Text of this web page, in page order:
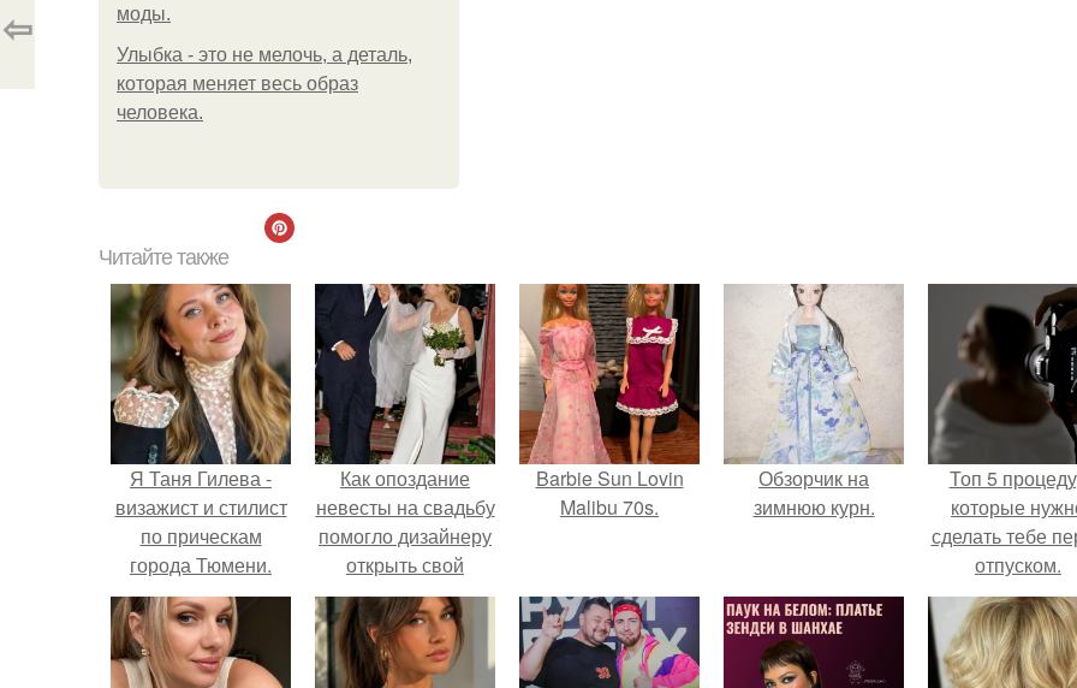
моды.
Улыбка - это не мелочь, а деталь,
которая меняет весь образ
человека.
⇦
Читайте также
Я Таня Гилева -
визажист и стилист
по прическам
города Тюмени.
Как опоздание
невесты на свадьбу
помогло дизайнеру
открыть свой
бренд.
Barbie Sun Lovin
Malibu 70s.
Обзорчик на
зимнюю курн.
Топ 5
которые
сделать тебе
отпуском.